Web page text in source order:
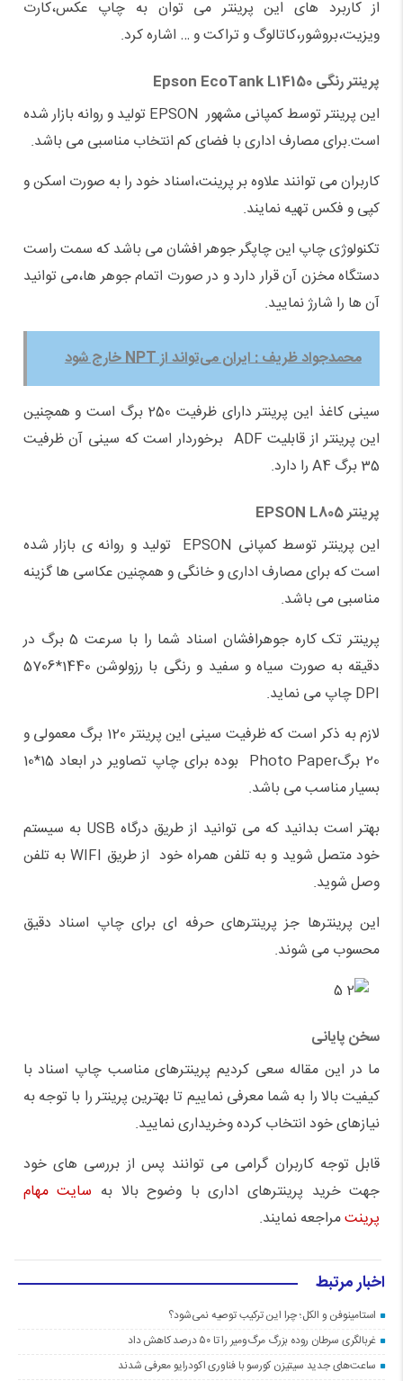
از کاربرد های این پرینتر می توان به چاپ عکس،کارت
ویزیت،بروشور،کاتالوگ و تراکت و … اشاره کرد.
پرینتر رنگی
این پرینتر توسط کمپانی مشهور EPSON تولید و روانه بازار شده
است.برای مصارف اداری با فضای کم انتخاب مناسبی می باشد.
کاربران می توانند علاوه بر پرینت،اسناد خود را به صورت اسکن و
کپی و فکس تهیه نمایند.
تکنولوژی چاپ این چاپگر جوهر افشان می باشد که سمت راست
دستگاه مخزن آن قرار دارد و در صورت اتمام جوهر ها،می توانید
آن ها را شارژ نمایید.
محمدجواد ظریف : ایران می‌تواند از NPT خارج شود
سینی کاغذ این پرینتر دارای ظرفیت 250 برگ است و همچنین
این پرینتر از قابلیت ADF برخوردار است که سینی آن ظرفیت
35 برگ A4 را دارد.
پرینترEPSON L805
این پرینتر توسط کمپانی EPSON تولید و روانه ی بازار شده
است که برای مصارف اداری و خانگی و همچنین عکاسی ها گزینه
مناسبی می باشد.
پرینتر تک کاره جوهرافشان اسناد شما را با سرعت 5 برگ در
دقیقه به صورت سیاه و سفید و رنگی با رزولوشن 1440*5706
DPI چاپ می نماید.
لازم به ذکر است که ظرفیت سینی این پرینتر 120 برگ معمولی و
20 برگPhoto Paper بوده برای چاپ تصاویر در ابعاد 15*10
بسیار مناسب می باشد.
بهتر است بدانید که می توانید از طریق درگاه USB به سیستم
خود متصل شوید و به تلفن همراه خود از طریق WIFI به تلفن
وصل شوید.
این پرینترها جز پرینترهای حرفه ای برای چاپ اسناد دقیق
محسوب می شوند.
سخن پایانی
ما در این مقاله سعی کردیم پرینترهای مناسب چاپ اسناد با
کیفیت بالا را به شما معرفی نماییم تا بهترین پرینتر را با توجه به
نیازهای خود انتخاب کرده وخریداری نمایید.
قابل توجه کاربران گرامی می توانند پس از بررسی های خود
جهت خرید پرینترهای اداری با وضوح بالا به سایت مهام
پرینتمراجعه نمایند.
اخبار مرتبط
استامینوفن و الکل؛ چرا این ترکیب توصیه نمی‌شود؟
غربالگری سرطان روده بزرگ مرگ‌ومیر را تا ۵۰ درصد کاهش داد
ساعت‌های جدید سیتیزن کورسو با فناوری اکودرایو معرفی شدند